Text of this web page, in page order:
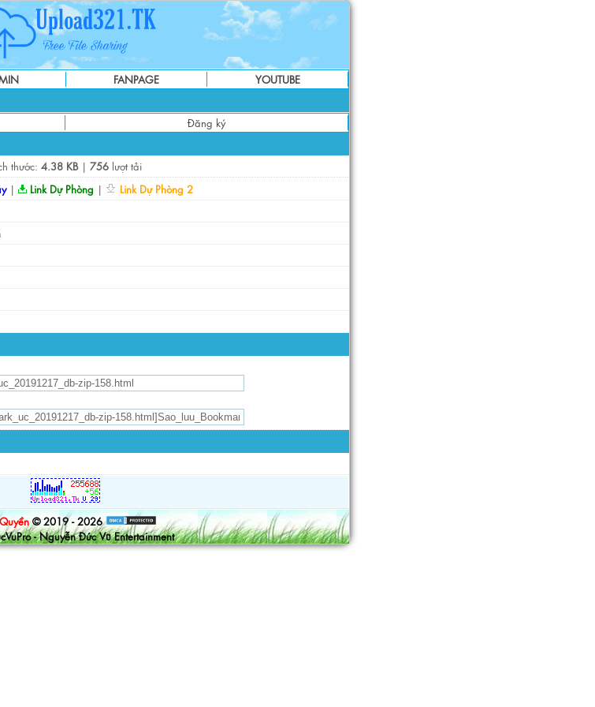
FANPAGE
YOUTUBE
Đăng ký
thước: 4.38 KB| 756 lượt tải
| Link Dự Phòng |
Link Dự Phòng 2
© 2019 - 2026
- Nguyễn Đức Vũ Entertainment